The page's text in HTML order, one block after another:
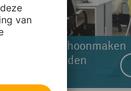
PVC-vloer schoonmaken
en onderhouden